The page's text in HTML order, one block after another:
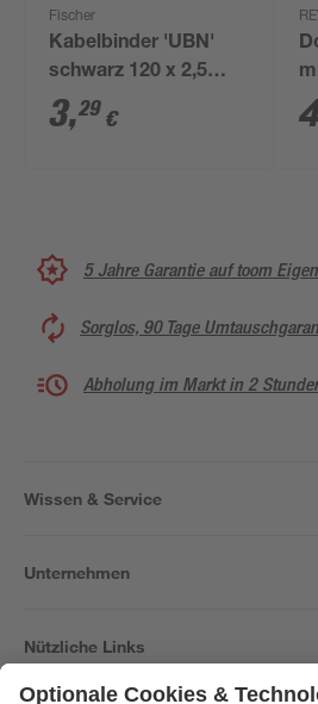
Fischer
Kabelbinder 'UBN'
schwarz 120 x 2,5
mm, 100 Stück
3,29 €
5 Jahre Garantie auf toom
Sorglos, 90 Tage
Abholung im Markt in 2
Wissen & Service
Unternehmen
Nützliche Links